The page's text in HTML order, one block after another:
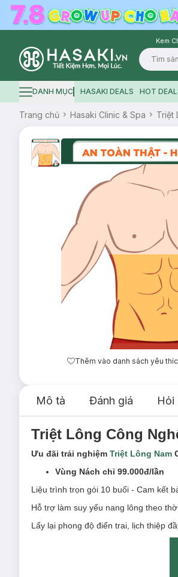
Kem
Logo
Hamburger icon
DANH MỤC HASAKI DEALS HOT
Trang chủ Hasaki Clinic & Spa Triệt
Thêm vào danh sách yêu
Mô tả Đánh giá Hỏi
Triệt Lông Công
Ưu đãi trải nghiệm Triệt Lông Nam
Vùng Nách chỉ 99.000đ/lần
Liệu trình trọn gói 10 buổi - Cam kết
Hỗ trợ làm suy yếu nang lông theo
Lấy lại phong độ điển trai, lịch thiệp